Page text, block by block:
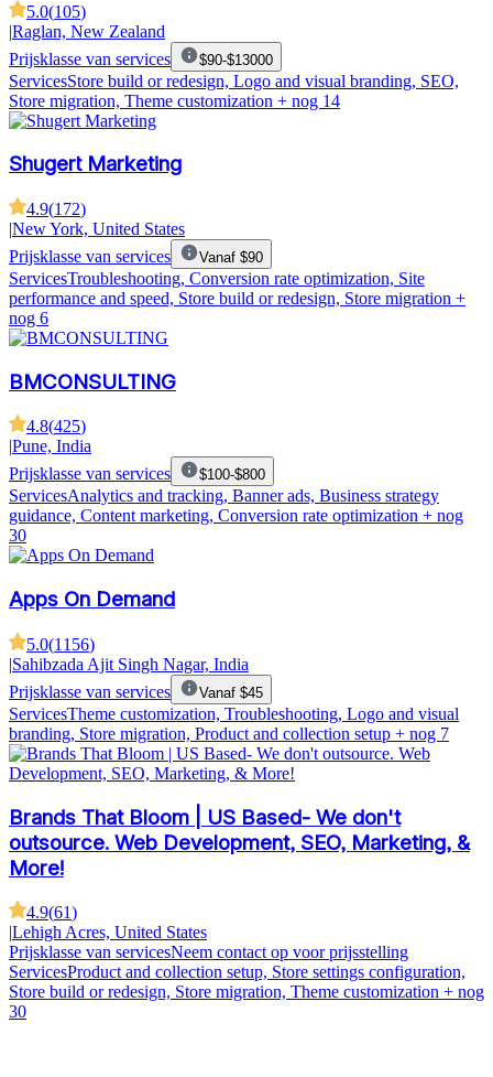
5.0(105)
|Raglan, New Zealand
Prijsklasse van services
$90-$13000
ServicesStore build or redesign, Logo and visual branding, SEO,
Store migration, Theme customization + nog 14
Shugert Marketing
4.9(172)
|New York, United States
Prijsklasse van services
Vanaf $90
ServicesTroubleshooting, Conversion rate optimization, Site
performance and speed, Store build or redesign, Store migration +
nog 6
BMCONSULTING
4.8(425)
|Pune, India
Prijsklasse van services
$100-$800
ServicesAnalytics and tracking, Banner ads, Business strategy
guidance, Content marketing, Conversion rate optimization + nog
30
Apps On Demand
5.0(1156)
|Sahibzada Ajit Singh Nagar, India
Prijsklasse van services
Vanaf $45
ServicesTheme customization, Troubleshooting, Logo and visual
branding, Store migration, Product and collection setup + nog 7
Brands That Bloom | US Based- We don't
outsource. Web Development, SEO, Marketing, &
More!
4.9(61)
|Lehigh Acres, United States
Prijsklasse van servicesNeem contact op voor prijsstelling
ServicesProduct and collection setup, Store settings configuration,
Store build or redesign, Store migration, Theme customization + nog
30